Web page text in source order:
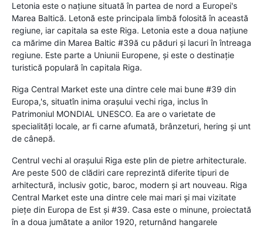
Letonia este o națiune situată în partea de nord a Europei's
Marea Baltică. Letonă este principala limbă folosită în această
regiune, iar capitala sa este Riga. Letonia este a doua națiune
ca mărime din Marea Baltic #39ă cu păduri și lacuri în întreaga
regiune. Este parte a Uniunii Europene, și este o destinație
turistică populară în capitala Riga.
Riga Central Market este una dintre cele mai bune #39 din
Europa,'s, situatîn inima orașului vechi riga, inclus în
Patrimoniul MONDIAL UNESCO. Ea are o varietate de
specialități locale, ar fi carne afumată, brânzeturi, hering și unt
de cânepă.
Centrul vechi al orașului Riga este plin de pietre arhitecturale.
Are peste 500 de clădiri care reprezintă diferite tipuri de
arhitectură, inclusiv gotic, baroc, modern și art nouveau. Riga
Central Market este una dintre cele mai mari și mai vizitate
piețe din Europa de Est și #39. Casa este o minune, proiectată
în a doua jumătate a anilor 1920, returnând hangarele